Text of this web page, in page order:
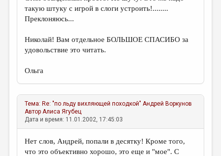
такую штуку с игрой в слоги устроить!........
Преклоняюсь...
Николай! Вам отдельное БОЛЬШОЕ СПАСИБО за
удовольствие это читать.
Ольга
Тема: Re: "по льду вихляющей походкой" Андрей Воркунов
АвторАлиса Ягубец
Дата и время: 11.01.2002, 17:45:03
Нет слов, Андрей, попали в десятку! Кроме того,
что это объективно хорошо, это еще и "мое". С